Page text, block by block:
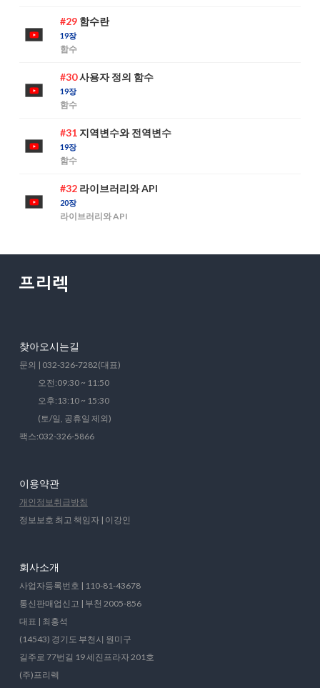
#29 함수란
19장
함수
#30사용자 정의 함수
19장
함수
#31 지역변수와 전역변수
19장
함수
#32 라이브러리와 API
20장
라이브러리와 API
찾아오시는길
문의 | 032-326-7282(대표)
오전:09:30 ~ 11:50
오후:13:10 ~ 15:30
(토/일, 공휴일 제외)
팩스:032-326-5866
이용약관
개인정보취급방침
정보보호 최고 책임자 | 이강인
회사소개
사업자등록번호 | 110-81-43678
통신판매업신고 | 부천 2005-856
대표 | 최홍석
(14543) 경기도 부천시 원미구
길주로 77번길 19 세진프라자 201호
(주)프리렉